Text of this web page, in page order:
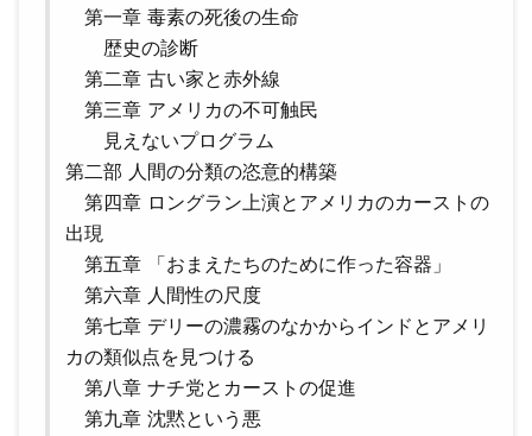
第一章 毒素の死後の生命
歴史の診断
第二章 古い家と赤外線
第三章 アメリカの不可触民
見えないプログラム
第二部 人間の分類の恣意的構築
第四章 ロングラン上演とアメリカのカーストの
出現
第五章 「おまえたちのために作った容器」
第六章 人間性の尺度
第七章 デリーの濃霧のなかからインドとアメリ
カの類似点を見つける
第八章 ナチ党とカーストの促進
第九章 沈黙という悪